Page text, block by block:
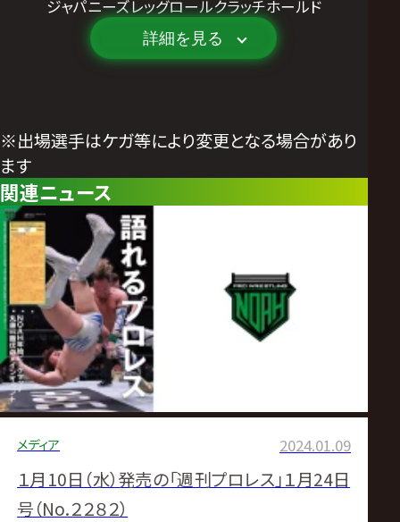
ジャパニーズレッグロールクラッチホールド
詳細を見る
※出場選手はケガ等により変更となる場合があり
ます
関連ニュース
メディア 2024.01.09
１月10日（水）発売の「週刊プロレス」１月24日
号（No.２２８２）